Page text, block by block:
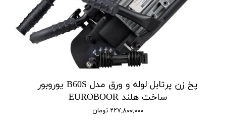
پخ زن پرتابل لوله و ورق مدل B60S یوروبور
ساخت هلند EUROBOOR
۲۲۷,۸۰۰,۰۰۰ تومان